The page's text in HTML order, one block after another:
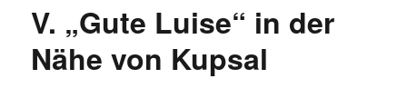
V. „Gute Luise“ in der
Nähe von Kupsal